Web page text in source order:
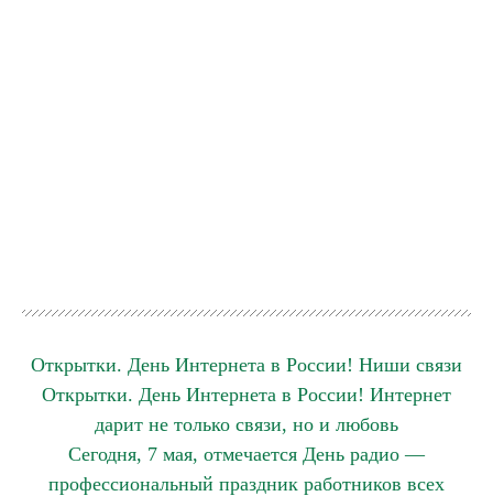
Открытки. День Интернета в России! Ниши связи
Открытки. День Интернета в России! Интернет
дарит не только связи, но и любовь
Сегодня, 7 мая, отмечается День радио —
профессиональный праздник работников всех